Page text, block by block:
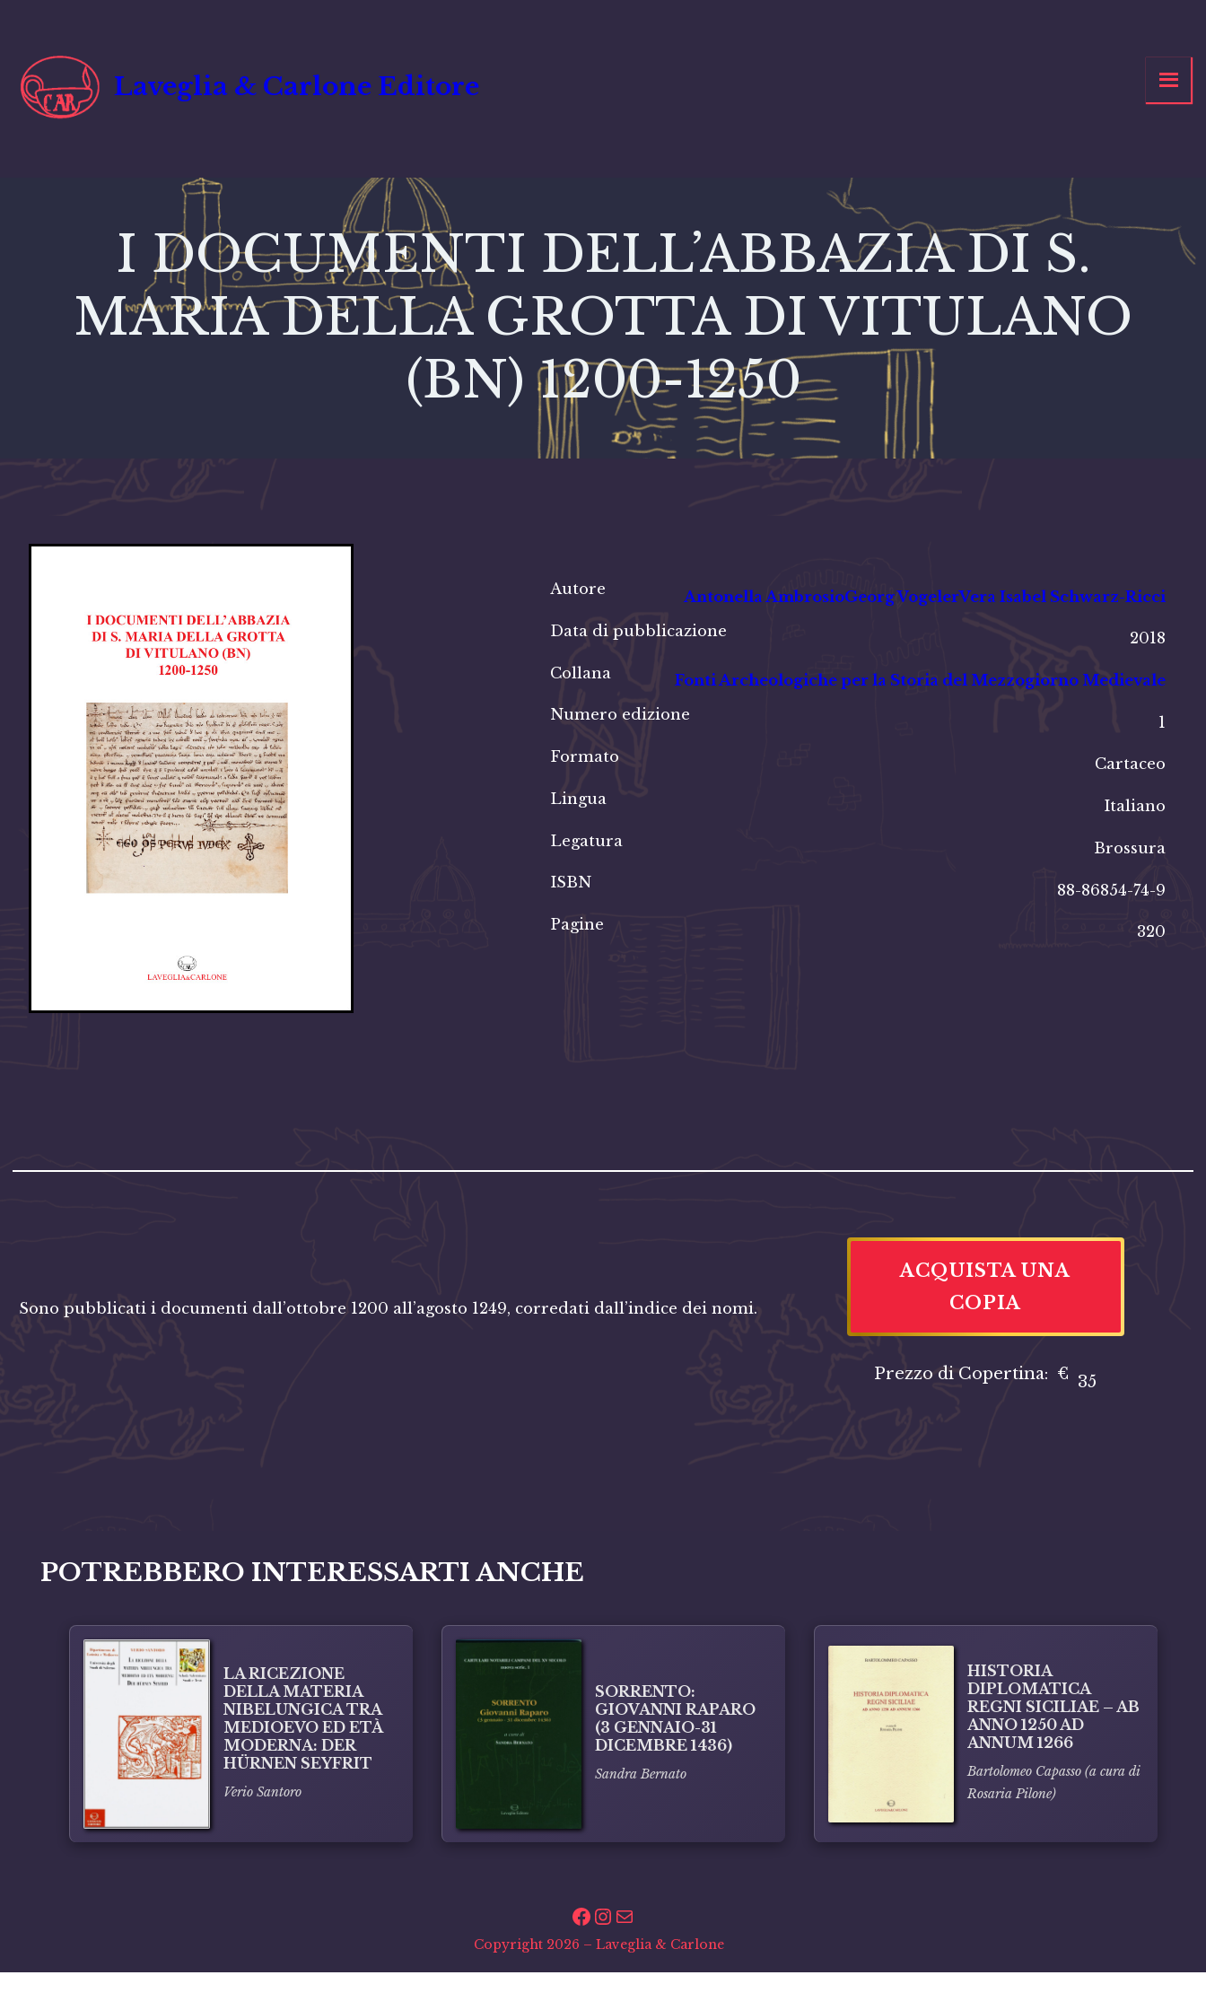
Laveglia & Carlone Editore
I DOCUMENTI DELL’ABBAZIA DI S.
MARIA DELLA GROTTA DI VITULANO
(BN) 1200-1250
Autore Antonella AmbrosioGeorg VogelerVera Isabel Schwarz-Ricci
Data di pubblicazione
2018
Collana
Fonti Archeologiche per la Storia del Mezzogiorno Medievale
Numero edizione
1
Formato
Cartaceo
Lingua
Italiano
Legatura
Brossura
ISBN
88-86854-74-9
Pagine
320
Sono pubblicati i documenti dall’ottobre 1200 all’agosto 1249, corredati dall’indice dei nomi.
ACQUISTA UNA
COPIA
Prezzo di Copertina: € 35
POTREBBERO INTERESSARTI ANCHE
LA RICEZIONE
DELLA MATERIA
NIBELUNGICA TRA
MEDIOEVO ED ETÀ
MODERNA: DER
HÜRNEN SEYFRIT
Verio Santoro
SORRENTO:
GIOVANNI RAPARO
(3 GENNAIO-31
DICEMBRE 1436)
Sandra Bernato
HISTORIA
DIPLOMATICA
REGNI SICILIAE – AB
ANNO 1250 AD
ANNUM 1266
Bartolomeo Capasso (a cura di
Rosaria Pilone)
Facebook
Instagram
Email
Copyright 2026 – Laveglia & Carlone